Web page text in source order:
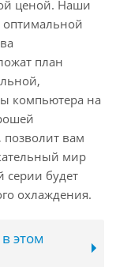
ценой. Наши
оптимальной
план
компьютера на
вам
мир
серии будет
охлаждения.
этом